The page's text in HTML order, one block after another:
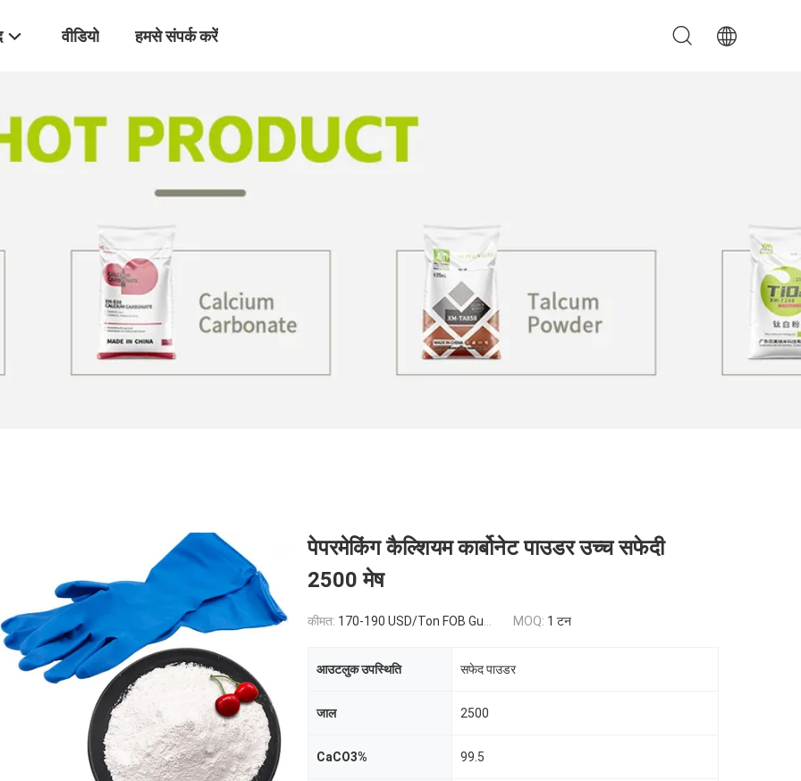
वीडियो हमसे संपर्क करें
पेपरमेकिंग कैल्शियम कार्बोनेट पाउडर उच्च सफेदी
2500 मेष
कीमत: 170-190 USD/Ton FOB Guangzhou,China MOQ: 1 टन
आउटलुक उपस्थिति सफेद पाउडर
जाल 2500
CaCO3% 99.5